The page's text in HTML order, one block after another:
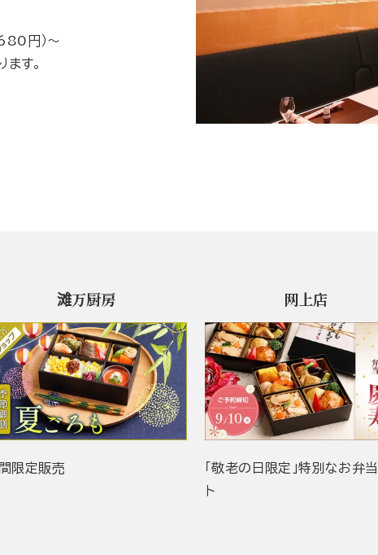
円）～
す。
滩万厨房
限定販売
网上店
「敬老の日限定」特別なお弁
ト